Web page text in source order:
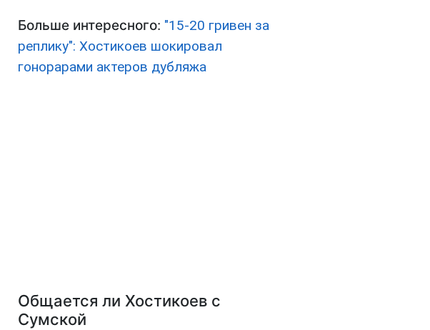
Больше интересного: "15-20 гривен за
реплику": Хостикоев шокировал
гонорарами актеров дубляжа
Общается ли Хостикоев с
Сумской